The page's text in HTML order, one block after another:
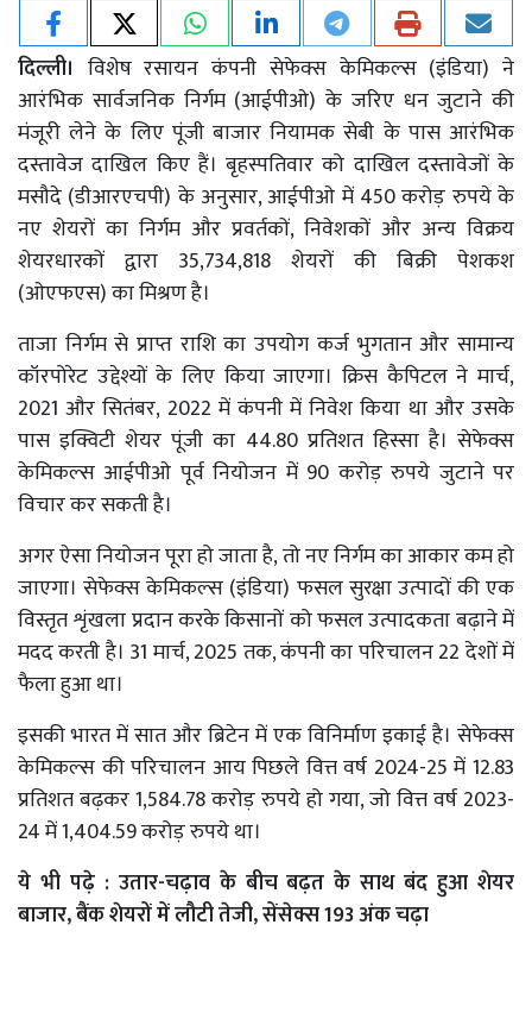
दिल्ली। विशेष रसायन कंपनी सेफेक्स केमिकल्स (इंडिया) ने
आरंभिक सार्वजनिक निर्गम (आईपीओ) के जरिए धन जुटाने की
मंजूरी लेने के लिए पूंजी बाजार नियामक सेबी के पास आरंभिक
दस्तावेज दाखिल किए हैं। बृहस्पतिवार को दाखिल दस्तावेजों के
मसौदे (डीआरएचपी) के अनुसार, आईपीओ में 450 करोड़ रुपये के
नए शेयरों का निर्गम और प्रवर्तकों, निवेशकों और अन्य विक्रय
शेयरधारकों द्वारा 35,734,818 शेयरों की बिक्री पेशकश
(ओएफएस) का मिश्रण है।
ताजा निर्गम से प्राप्त राशि का उपयोग कर्ज भुगतान और सामान्य
कॉरपोरेट उद्देश्यों के लिए किया जाएगा। क्रिस कैपिटल ने मार्च,
2021 और सितंबर, 2022 में कंपनी में निवेश किया था और उसके
पास इक्विटी शेयर पूंजी का 44.80 प्रतिशत हिस्सा है। सेफेक्स
केमिकल्स आईपीओ पूर्व नियोजन में 90 करोड़ रुपये जुटाने पर
विचार कर सकती है।
अगर ऐसा नियोजन पूरा हो जाता है, तो नए निर्गम का आकार कम हो
जाएगा। सेफेक्स केमिकल्स (इंडिया) फसल सुरक्षा उत्पादों की एक
विस्तृत शृंखला प्रदान करके किसानों को फसल उत्पादकता बढ़ाने में
मदद करती है। 31 मार्च, 2025 तक, कंपनी का परिचालन 22 देशों में
फैला हुआ था।
इसकी भारत में सात और ब्रिटेन में एक विनिर्माण इकाई है। सेफेक्स
केमिकल्स की परिचालन आय पिछले वित्त वर्ष 2024-25 में 12.83
प्रतिशत बढ़कर 1,584.78 करोड़ रुपये हो गया, जो वित्त वर्ष 2023-
24 में 1,404.59 करोड़ रुपये था।
ये भी पढ़े : उतार-चढ़ाव के बीच बढ़त के साथ बंद हुआ शेयर
बाजार, बैंक शेयरों में लौटी तेजी, सेंसेक्स 193 अंक चढ़ा